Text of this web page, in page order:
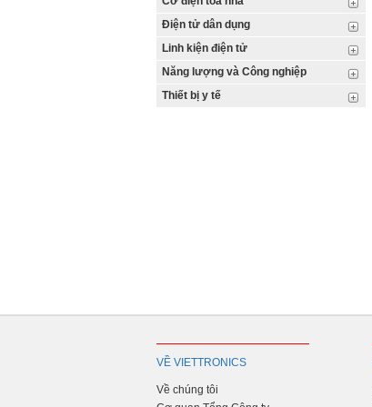
Điện tử dân dụng
Linh kiện điện tử
Năng lượng và Công nghiệp
Thiết bị y tế
VỀ VIETTRONICS
Về chúng tôi